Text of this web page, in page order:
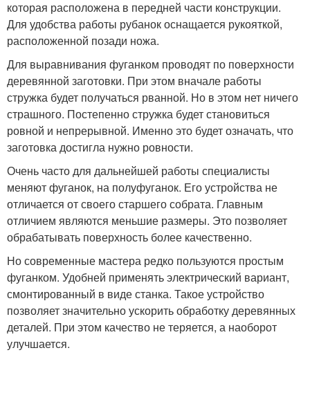
которая расположена в передней части конструкции.
Для удобства работы рубанок оснащается рукояткой,
расположенной позади ножа.
Для выравнивания фуганком проводят по поверхности
деревянной заготовки. При этом вначале работы
стружка будет получаться рванной. Но в этом нет ничего
страшного. Постепенно стружка будет становиться
ровной и непрерывной. Именно это будет означать, что
заготовка достигла нужно ровности.
Очень часто для дальнейшей работы специалисты
меняют фуганок, на полуфуганок. Его устройства не
отличается от своего старшего собрата. Главным
отличием являются меньшие размеры. Это позволяет
обрабатывать поверхность более качественно.
Но современные мастера редко пользуются простым
фуганком. Удобней применять электрический вариант,
смонтированный в виде станка. Такое устройство
позволяет значительно ускорить обработку деревянных
деталей. При этом качество не теряется, а наоборот
улучшается.